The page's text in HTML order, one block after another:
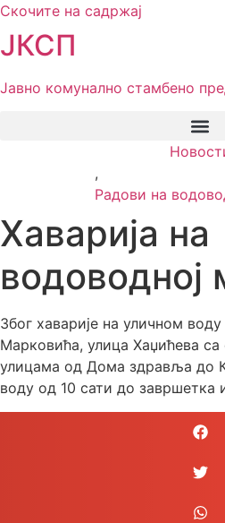
Скочите на садржај
ЈКСП
Јавно комунално стамбено
,
Радови на
Хаварија на
Због хаварије на уличном
Марковића, улица Хаџићева
улицама од Дома здравља до
воду од 10 сати до завршетка